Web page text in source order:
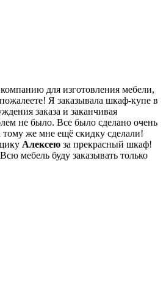
для изготовления мебели,
Я заказывала шкаф-купе в
заказа и заканчивая
не было. Все было сделано очень
же мне ещё скидку сделали!
Алексею за прекрасный шкаф!
мебель буду заказывать только